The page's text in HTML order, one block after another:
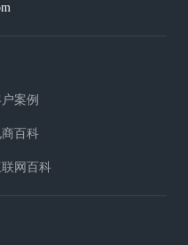
案例
商百科
联网百科